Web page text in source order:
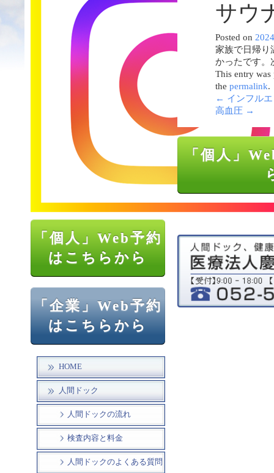
「個人」Web予約
はこちらから
「企業」Web予約
はこちらから
HOME
人間ドック
人間ドックの流れ
検査内容と料金
人間ドックのよくある質問
サウ
Posted on
家族で日帰り
かったです。
This entry
the permalink.
← インフル
高血圧 →
「個人」